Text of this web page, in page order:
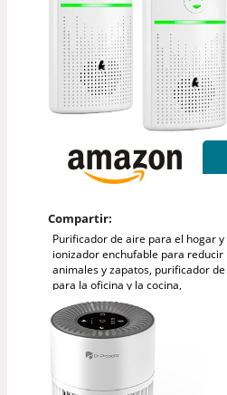
Compartir:
Purificador de aire para el hogar
ionizador enchufable para reducir
animales y zapatos, purificador
para la oficina y la cocina,